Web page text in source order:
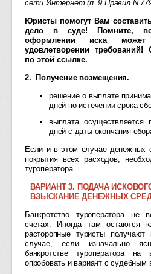
сети Интернет (п. 9 Правил N
Юристы помогут Вам
дело в суде! Помните,
оформлении иска
удовлетворении требований!
по этой ссылке.
2. Получение возмещения.
решение о выплате
дней по истечении срока
выплата осуществляется
дней с даты окончания
Если и в этом случае денежных
покрытия всех расходов,
туроператора.
ВАРИАНТ 3. ПОДАЧА
ВЗЫСКАНИЕ ДЕНЕЖНЫХ
Банкротство туроператора не
счетах. Иногда там остаются
расторопные туристы
случае, если изначально
банкротстве туроператора
опробовать и вариант с судебным